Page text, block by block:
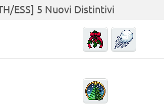
ESS] 5 Nuovi Distintivi